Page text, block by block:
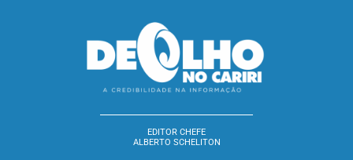
EDITOR CHEFE
ALBERTO SCHELITON